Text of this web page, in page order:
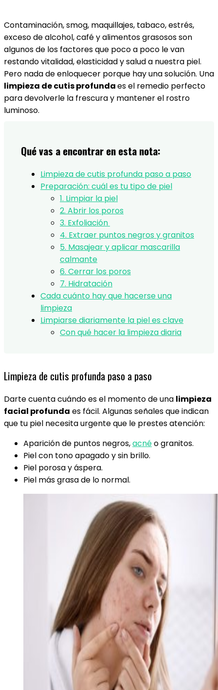
Contaminación, smog, maquillajes, tabaco, estrés,
exceso de alcohol, café y alimentos grasosos son
algunos de los factores que poco a poco le van
restando vitalidad, elasticidad y salud a nuestra piel.
Pero nada de enloquecer porque hay una solución. Una
limpieza de cutis profundaes el remedio perfecto
para devolverle la frescura y mantener el rostro
luminoso.
Qué vas a encontrar en esta nota:
Limpieza de cutis profunda paso a paso
Preparación: cuál es tu tipo de piel
1. Limpiar la piel
2. Abrir los poros
3. Exfoliación
4. Extraer puntos negros y granitos
5. Masajear y aplicar mascarilla
calmante
6. Cerrar los poros
7. Hidratación
Cada cuánto hay que hacerse una
limpieza
Limpiarse diariamente la piel es clave
Con qué hacer la limpieza diaria
Limpieza de cutis profunda paso a paso
Darte cuenta cuándo es el momento de una limpieza
facial profunda es fácil. Algunas señales que indican
que tu piel necesita urgente que le prestes atención:
Aparición de puntos negros,acnéo granitos.
Piel con tono apagado y sin brillo.
Piel porosa y áspera.
Piel más grasa de lo normal.